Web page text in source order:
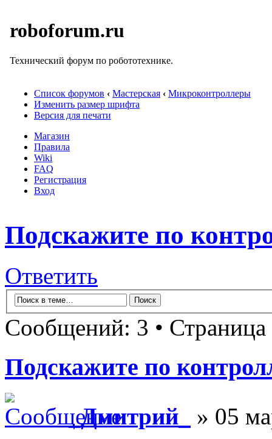
roboforum.ru
Технический форум по робототехнике.
Список форумов ‹ Мастерская ‹ Микроконтроллеры
Изменить размер шрифта
Версия для печати
Магазин
Правила
Wiki
FAQ
Регистрация
Вход
Подскажите по
Ответить
Сообщений: 3 • Страница
Подскажите по
_Дмитрий_
» 05